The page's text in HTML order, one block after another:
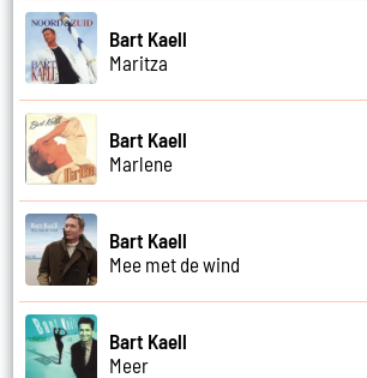
Bart Kaell
Maritza
Bart Kaell
Marlene
Bart Kaell
Mee met de wind
Bart Kaell
Meer